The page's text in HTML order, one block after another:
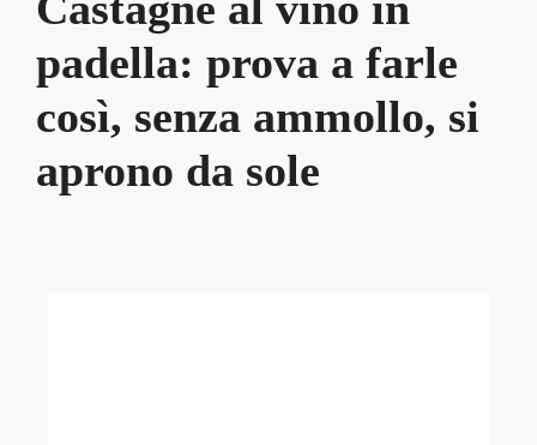
padella: prova a farle
così, senza ammollo, si
aprono da sole